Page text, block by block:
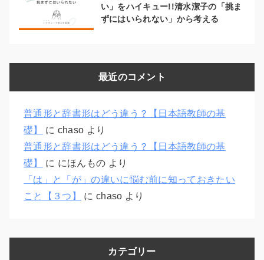
い」をハイキュー!!清水潔子の「挑ま
ずにはいられない」から考える
最近のコメント
普通形と辞書形はどう違う？【日本語教師の基
礎】
に chaso より
普通形と辞書形はどう違う？【日本語教師の基
礎】
に にほんもの より
「は」と「が」の違いに悩む前に知っておきたい
こと【３つ】
に chaso より
カテゴリー